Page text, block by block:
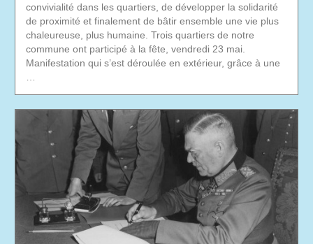
convivialité dans les quartiers, de développer la solidarité
de proximité et finalement de bâtir ensemble une vie plus
chaleureuse, plus humaine. Trois quartiers de notre
commune ont participé à la fête, vendredi 23 mai.
Manifestation qui s’est déroulée en extérieur, grâce à une
…